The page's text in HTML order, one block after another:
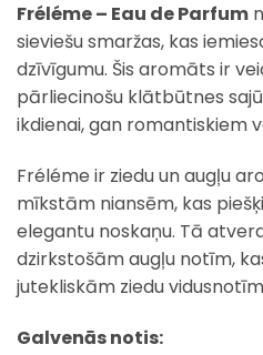
Fréléme – Eau de Parfum
sieviešu smaržas, kas
dzīvīgumu. Šis aromāts ir
pārliecinošu klātbūtnes
ikdienai, gan romantiskiem
Fréléme ir ziedu un augļu
mīkstām niansēm, kas
elegantu noskaņu. Tā
dzirkstošām augļu notīm,
jutekliskām ziedu
Galvenās notis: